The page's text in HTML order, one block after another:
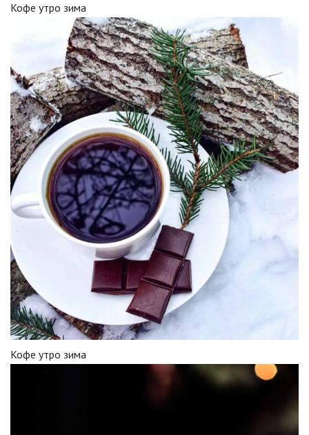
Кофе утро зима
Кофе утро зима